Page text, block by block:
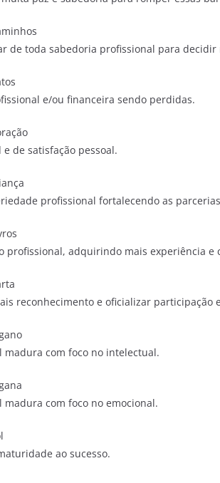
de toda sabedoria profissional para
e/ou financeira sendo perdidas.
e de satisfação pessoal.
profissional fortalecendo as
profissional, adquirindo mais experiência e
reconhecimento e oficializar participação
madura com foco no intelectual.
madura com foco no emocional.
ao sucesso.